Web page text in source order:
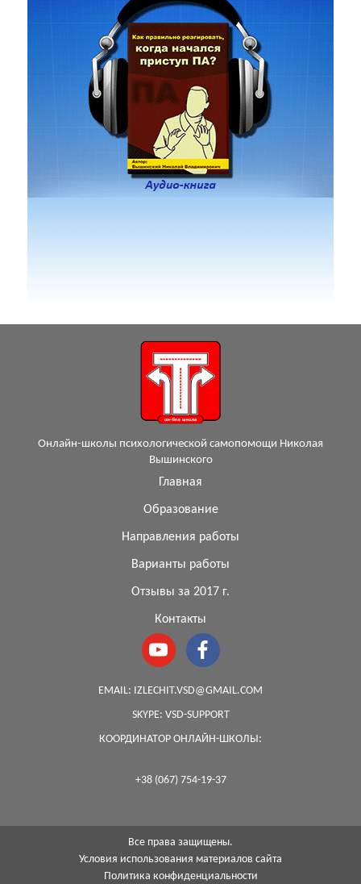
Онлайн-школы психологической самопомощи Николая
Вышинского
Главная
Образование
Направления работы
Варианты работы
Отзывы за 2017 г.
Контакты
EMAIL: IZLECHIT.VSD@GMAIL.COM
SKYPE: VSD-SUPPORT
КООРДИНАТОР ОНЛАЙН-ШКОЛЫ:
+38 (067) 754-19-37
Все права защищены.
Условия использования материалов сайта
Политика конфиденциальности